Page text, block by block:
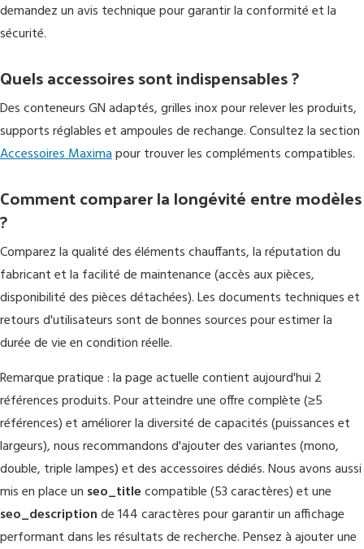
demandez un avis technique pour garantir la conformité et la
sécurité.
Quels accessoires sont indispensables ?
Des conteneurs GN adaptés, grilles inox pour relever les produits,
supports réglables et ampoules de rechange. Consultez la section
Accessoires Maximapour trouver les compléments compatibles.
Comment comparer la longévité entre modèles
?
Comparez la qualité des éléments chauffants, la réputation du
fabricant et la facilité de maintenance (accès aux pièces,
disponibilité des pièces détachées). Les documents techniques et
retours d'utilisateurs sont de bonnes sources pour estimer la
durée de vie en condition réelle.
Remarque pratique : la page actuelle contient aujourd'hui 2
références produits. Pour atteindre une offre complète (≥5
références) et améliorer la diversité de capacités (puissances et
largeurs), nous recommandons d'ajouter des variantes (mono,
double, triple lampes) et des accessoires dédiés. Nous avons aussi
mis en place un seo_titlecompatible (53 caractères) et une
seo_descriptionde 144 caractères pour garantir un affichage
performant dans les résultats de recherche. Pensez à ajouter une